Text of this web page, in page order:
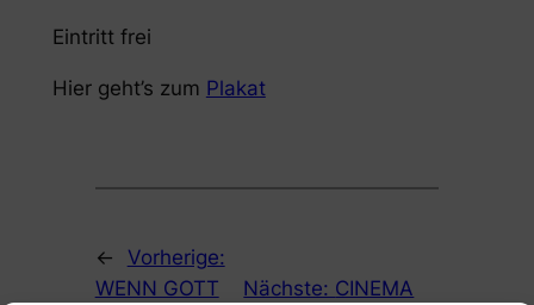
Eintritt frei
Hier geht’s zum Plakat
←
Vorherige:
WENN GOTT
Nächste: CINEMA